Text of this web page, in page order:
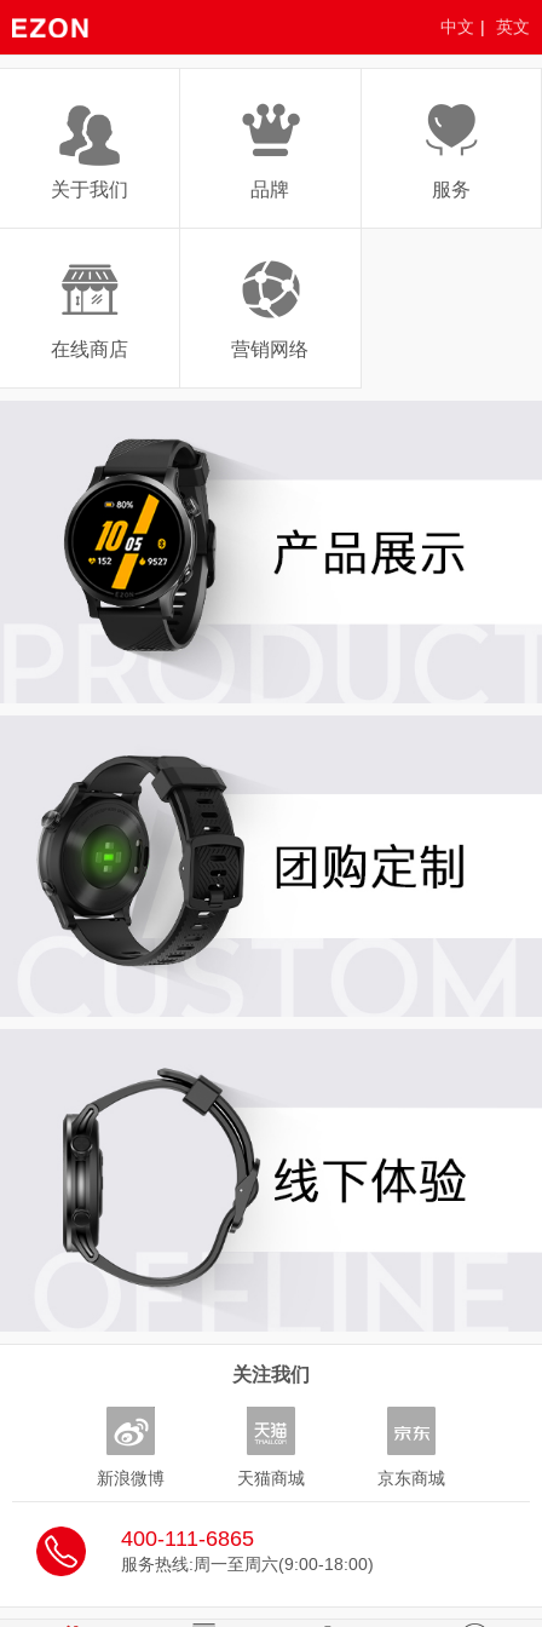
中文 | 英文
关于我们 品牌 服务
在线商店 营销网络
关注我们
新浪微博 天猫商城 京东商城
400-111-6865
服务热线:周一至周六(9:00-18:00)